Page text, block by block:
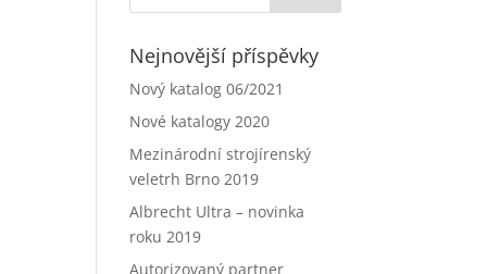
Nejnovější příspěvky
Nový katalog 06/2021
Nové katalogy 2020
Mezinárodní strojírenský
veletrh Brno 2019
Albrecht Ultra – novinka
roku 2019
Autorizovaný partner